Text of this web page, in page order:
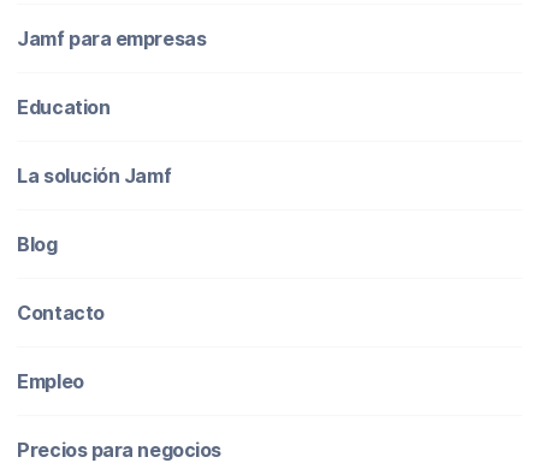
Jamf para empresas
Education
La solución Jamf
Blog
Contacto
Empleo
Precios para negocios